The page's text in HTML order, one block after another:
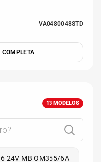
VA0480048STD
COMPLETA
13 MODELOS
24V MB OM355/6A